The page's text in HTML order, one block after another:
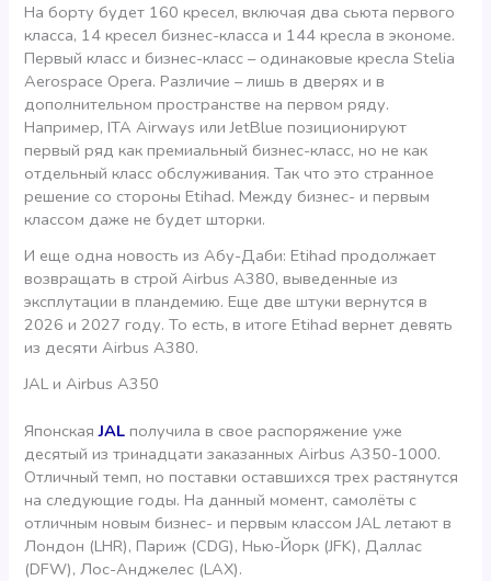
На борту будет 160 кресел, включая два сьюта первого
класса, 14 кресел бизнес-класса и 144 кресла в экономе.
Первый класс и бизнес-класс – одинаковые кресла Stelia
Aerospace Opera. Различие – лишь в дверях и в
дополнительном пространстве на первом ряду.
Например, ITA Airways или JetBlue позиционируют
первый ряд как премиальный бизнес-класс, но не как
отдельный класс обслуживания. Так что это странное
решение со стороны Etihad. Между бизнес- и первым
классом даже не будет шторки.
И еще одна новость из Абу-Даби: Etihad продолжает
возвращать в строй Airbus A380, выведенные из
эксплутации в пландемию. Еще две штуки вернутся в
2026 и 2027 году. То есть, в итоге Etihad вернет девять
из десяти Airbus A380.
JAL и Airbus A350
ЯпонскаяJAL получила в свое распоряжение уже
десятый из тринадцати заказанных Airbus A350-1000.
Отличный темп, но поставки оставшихся трех растянутся
на следующие годы. На данный момент, самолёты с
отличным новым бизнес- и первым классом JAL летают в
Лондон (LHR), Париж (CDG), Нью-Йорк (JFK), Даллас
(DFW), Лос-Анджелес (LAX).